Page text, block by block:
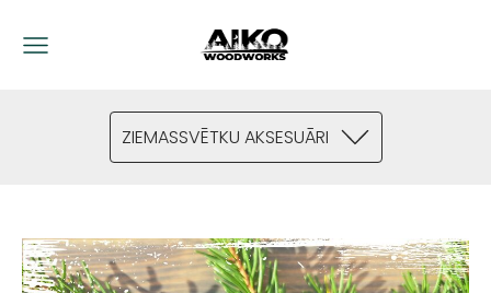
ZIEMASSVĒTKU AKSESUĀRI